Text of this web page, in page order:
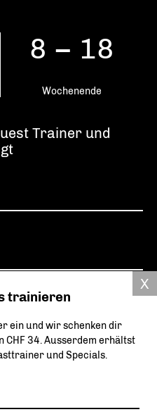
8 – 18
Wochenende
Trainer und
und niemals für Werbezwecke an Dritte
trainieren
ein und wir schenken dir
CHF 34. Ausserdem erhältst
und Specials.